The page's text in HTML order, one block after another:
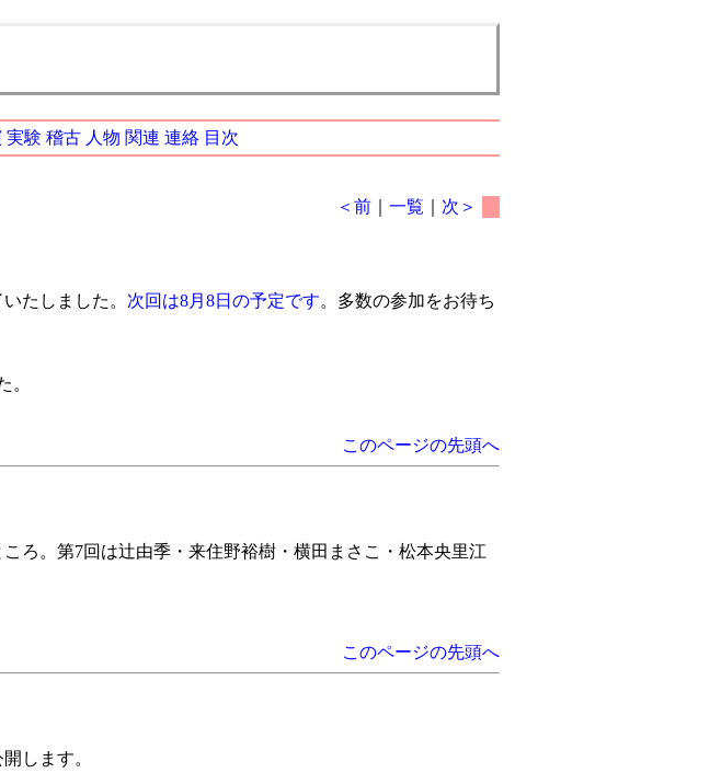
実験 稽古 人物 関連 連絡 目次
＜前 ｜一覧 次＞
たしました。 次回は8月8日の予定です。多数の参加をお待ち
。
このページの先頭へ
ろ。第7回は辻由季・来住野裕樹・横田まさこ・松本央里江
このページの先頭へ
します。